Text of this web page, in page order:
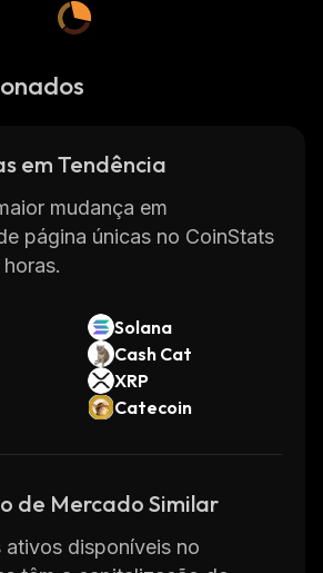
em Tendência
mudança em
página únicas no CoinStats
Solana
Cash Cat
XRP
Catecoin
de Mercado Similar
ativos disponíveis no